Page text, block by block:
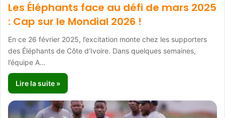
Les Éléphants face au défi de mars 2025
: Cap sur le Mondial 2026 !
En ce 26 février 2025, l’excitation monte chez les supporters
des Éléphants de Côte d’Ivoire. Dans quelques semaines,
l’équipe A…
Lire la suite »